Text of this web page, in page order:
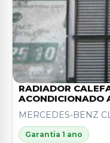
RADIADOR
MERCEDES-BENZ
Garantia 1 ano